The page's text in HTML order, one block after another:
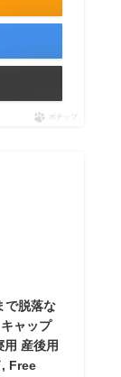
ポチップ
で脱落な
ャップ
用 産後用
, Free